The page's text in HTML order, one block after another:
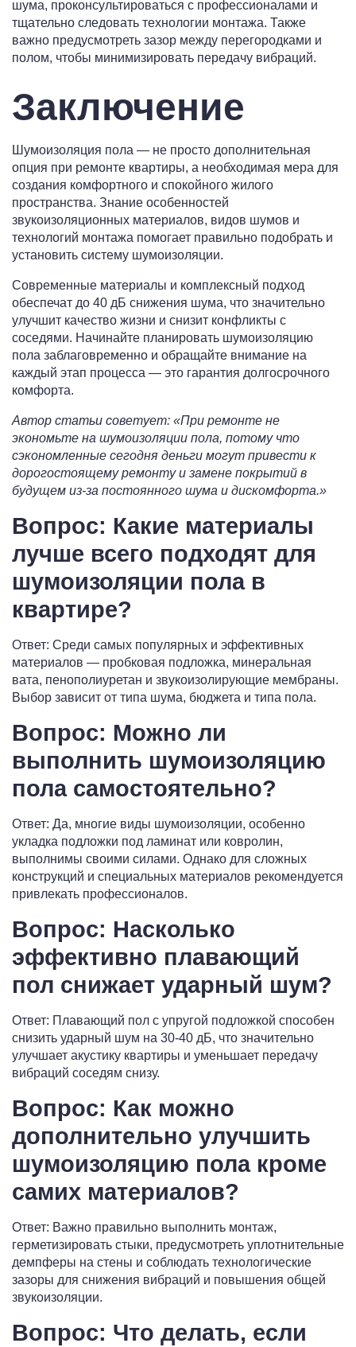
шума, проконсультироваться с профессионалами и
тщательно следовать технологии монтажа. Также
важно предусмотреть зазор между перегородками и
полом, чтобы минимизировать передачу вибраций.
Заключение
Шумоизоляция пола — не просто дополнительная
опция при ремонте квартиры, а необходимая мера для
создания комфортного и спокойного жилого
пространства. Знание особенностей
звукоизоляционных материалов, видов шумов и
технологий монтажа помогает правильно подобрать и
установить систему шумоизоляции.
Современные материалы и комплексный подход
обеспечат до 40 дБ снижения шума, что значительно
улучшит качество жизни и снизит конфликты с
соседями. Начинайте планировать шумоизоляцию
пола заблаговременно и обращайте внимание на
каждый этап процесса — это гарантия долгосрочного
комфорта.
Автор статьи советует: «При ремонте не
экономьте на шумоизоляции пола, потому что
сэкономленные сегодня деньги могут привести к
дорогостоящему ремонту и замене покрытий в
будущем из-за постоянного шума и дискомфорта.»
Вопрос: Какие материалы
лучше всего подходят для
шумоизоляции пола в
квартире?
Ответ: Среди самых популярных и эффективных
материалов — пробковая подложка, минеральная
вата, пенополиуретан и звукоизолирующие мембраны.
Выбор зависит от типа шума, бюджета и типа пола.
Вопрос: Можно ли
выполнить шумоизоляцию
пола самостоятельно?
Ответ: Да, многие виды шумоизоляции, особенно
укладка подложки под ламинат или ковролин,
выполнимы своими силами. Однако для сложных
конструкций и специальных материалов рекомендуется
привлекать профессионалов.
Вопрос: Насколько
эффективно плавающий
пол снижает ударный шум?
Ответ: Плавающий пол с упругой подложкой способен
снизить ударный шум на 30-40 дБ, что значительно
улучшает акустику квартиры и уменьшает передачу
вибраций соседям снизу.
Вопрос: Как можно
дополнительно улучшить
шумоизоляцию пола кроме
самих материалов?
Ответ: Важно правильно выполнить монтаж,
герметизировать стыки, предусмотреть уплотнительные
демпферы на стены и соблюдать технологические
зазоры для снижения вибраций и повышения общей
звукоизоляции.
Вопрос: Что делать, если